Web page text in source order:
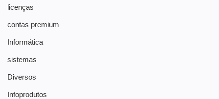
licenças
contas premium
Informática
sistemas
Diversos
Infoprodutos